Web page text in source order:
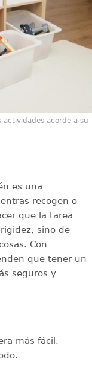
actividades acorde a su
es una
recogen o
que la tarea
sino de
Con
que tener un
seguros y
más fácil.